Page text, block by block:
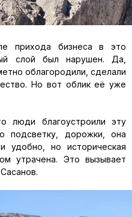
прихода бизнеса в это
слой был нарушен. Да,
облагородили, сделали
Но вот облик её уже
люди благоустроили эту
подсветку, дорожки, она
удобно, но историческая
утрачена. Это вызывает